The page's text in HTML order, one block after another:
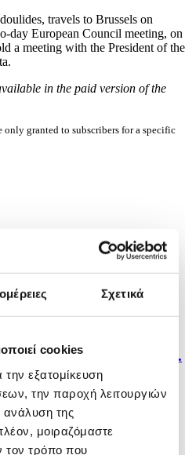
Σχετικά
cookies
εξατομίκευση
την παροχή λειτουργιών
ανάλυση της
μοιραζόμαστε
τον τρόπο που
travels to Brussels on
day European Council meeting, on
a meeting with the President of the
in the paid version of the
granted to subscribers for a specific
to enforce arrest...
ferry link will operate...
to continue across...
August 15 public